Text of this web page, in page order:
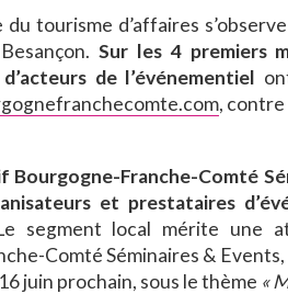
du tourisme d’affaires
Sur les 4 premiers
de l’événementiel
, contre
Franche-Comté
et prestataires
segment local mérite une
Comté Séminaires &
juin prochain, sous le thème «